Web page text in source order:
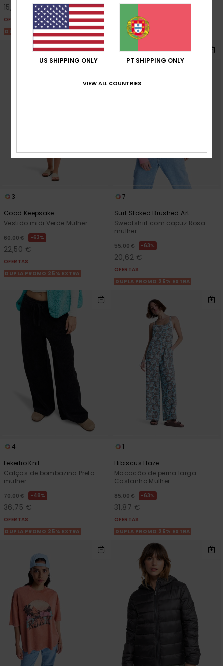
15,75 €
OFERTAS
DUPLA PROMO 25% EXTRA
DUPLA PROMO 25% EXTRA
3
Good Keepsake
Vestido midi Verde Mulher
60,00 € 63%
22,50 €
OFERTAS
DUPLA PROMO 25% EXTRA
7
Surf Stoked Brushed Art
Sweatshirt com capuz Rosa
mulher
55,00 € 63%
20,62 €
OFERTAS
DUPLA PROMO 25% EXTRA
4
Lekeitio Knit
Calças de bombazina Preto
mulher
70,00 € 48%
36,75 €
OFERTAS
DUPLA PROMO 25% EXTRA
1
Hibiscus Haze
Macacão de perna larga
Castanho Mulher
85,00 € 63%
31,87 €
OFERTAS
DUPLA PROMO 25% EXTRA
US SHIPPING ONLY PT SHIPPING ONLY
VIEW ALL COUNTRIES